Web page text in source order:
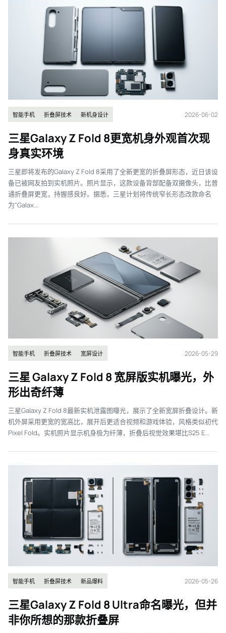
智能手机 折叠屏技术 新机身设计 2026-06-02
三星Galaxy Z Fold 8更宽机身外观首次现
身真实环境
三星即将发布的Galaxy Z Fold 8采用了全新更宽的折叠屏形态，近日该设
备已被网友拍到实机照片。照片显示，这款设备背部配备双摄像头，比普
通折叠屏更宽，持握感良好。据悉，三星计划将传统窄长形态改款命名
为"Galax...
智能手机 折叠屏技术 宽屏设计 2026-05-29
三星 Galaxy Z Fold 8 宽屏版实机曝光，外
形出奇纤薄
三星Galaxy Z Fold 8最新实机泄露图曝光，展示了全新宽屏折叠设计。新
机外屏采用更宽的宽高比，展开后更适合视频和游戏体验，风格类似初代
Pixel Fold。实机照片显示机身极为纤薄，折叠后视觉效果堪比S25 E...
智能手机 折叠屏技术 新品爆料 2026-05-26
三星Galaxy Z Fold 8 Ultra命名曝光，但并
非你所想的那款折叠屏